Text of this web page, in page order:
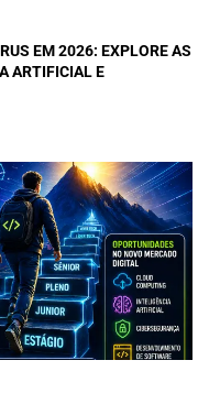
EM 2026: EXPLORE AS
ARTIFICIAL E